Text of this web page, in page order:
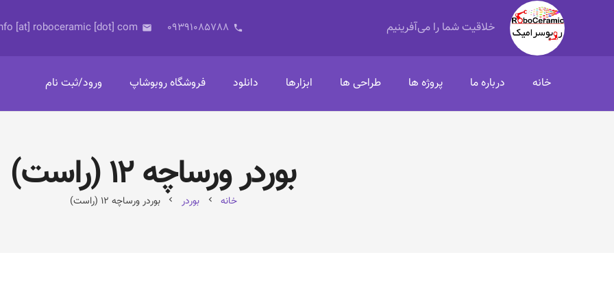
خلاقیت شما را می‌آفرینیم phone
09391085788
email
[at] roboceramic [dot] com
خانه درباره ما پروژه ها طراحی ها ابزارها دانلود فروشگاه روبوشاپ ورود/ثبت نام
بوردر ورساچه ۱۲ (راست)
خانه chevron_left بوردر chevron_left بوردر ورساچه ۱۲ (راست)